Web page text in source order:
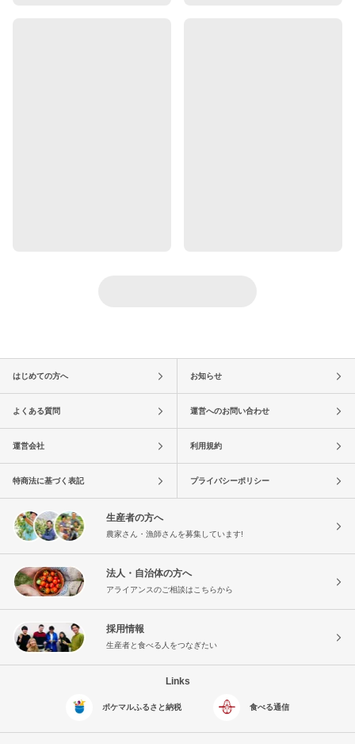
はじめての方へ お知らせ
よくある質問 運営へのお問い合わせ
運営会社 利用規約
特商法に基づく表記 プライバシーポリシー
生産者の方へ
農家さん・漁師さんを募集しています!
法人・自治体の方へ
アライアンスのご相談はこちらから
採用情報
生産者と食べる人をつなぎたい
Links
ポケマルふるさと納税 食べる通信